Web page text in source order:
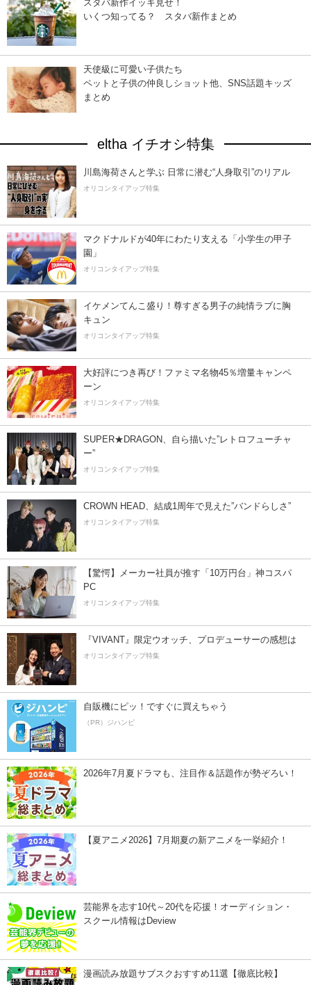
スタバ新作イッキ見せ！
いくつ知ってる？ スタバ新作まとめ
天使級に可愛い子供たち
ペットと子供の仲良しショット他、SNS話題キッズ
まとめ
eltha イチオシ特集
川島海荷さんと学ぶ 日常に潜む“人身取引”のリアル
オリコンタイアップ特集
マクドナルドが40年にわたり支える「小学生の甲子
園」
オリコンタイアップ特集
イケメンてんこ盛り！尊すぎる男子の純情ラブに胸
キュン
オリコンタイアップ特集
大好評につき再び！ファミマ名物45％増量キャンペ
ーン
オリコンタイアップ特集
SUPER★DRAGON、自ら描いた”レトロフューチャ
ー”
オリコンタイアップ特集
CROWN HEAD、結成1周年で見えた”バンドらしさ”
オリコンタイアップ特集
【驚愕】メーカー社員が推す「10万円台」神コスパ
PC
オリコンタイアップ特集
『VIVANT』限定ウオッチ、プロデューサーの感想は
オリコンタイアップ特集
自販機にピッ！ですぐに買えちゃう
（PR）ジハンピ
2026年7月夏ドラマも、注目作＆話題作が勢ぞろい！
【夏アニメ2026】7月期夏の新アニメを一挙紹介！
芸能界を志す10代～20代を応援！オーディション・
スクール情報はDeview
漫画読み放題サブスクおすすめ11選【徹底比較】